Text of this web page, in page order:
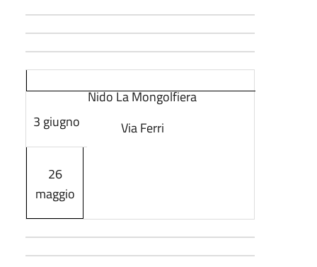
Nido La Mongolfiera
Via Ferri
3 giugno
26
maggio